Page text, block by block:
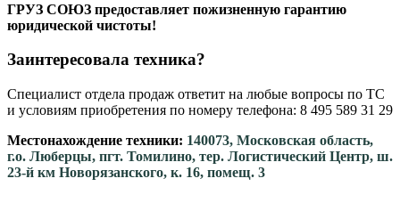
ГРУЗ СОЮЗ предоставляет пожизненную гарантию
юридической чистоты!
Заинтересовала техника?
Специалист отдела продаж ответит на любые вопросы по ТС
и условиям приобретения по номеру телефона: 8 495 589 31 29
Местонахождение техники: 140073, Московская область,
г.о. Люберцы, пгт. Томилино, тер. Логистический Центр, ш.
23-й км Новорязанского, к. 16, помещ. 3